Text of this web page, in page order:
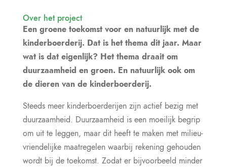
Over het project
Een groene toekomst voor en natuurlijk met de
kinderboerderij. Dat is het thema dit jaar. Maar
wat is dat eigenlijk? Het thema draait om
duurzaamheid en groen. En natuurlijk ook om
de dieren van de kinderboerderij.
Steeds meer kinderboerderijen zijn actief bezig met
duurzaamheid. Duurzaamheid is een moeilijk begrip
om uit te leggen, maar dit heeft te maken met milieu-
vriendelijke maatregelen waarbij rekening gehouden
wordt bij de toekomst. Zodat er bijvoorbeeld minder